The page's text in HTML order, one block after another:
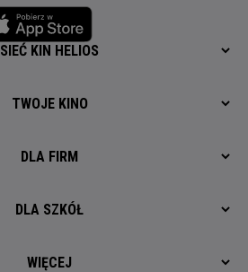
SIEĆ KIN HELIOS
TWOJE KINO
DLA FIRM
DLA SZKÓŁ
WIĘCEJ